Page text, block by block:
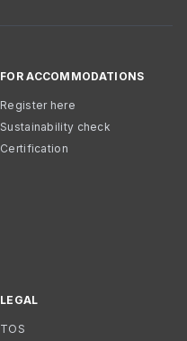
FOR ACCOMMODATIONS
Register here
Sustainability check
Certification
LEGAL
TOS